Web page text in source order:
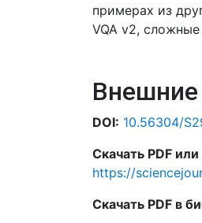
примерах из
VQA v2, сложные
DOI: 10.56304/
Скачать PDF
https://
Скачать PDF в